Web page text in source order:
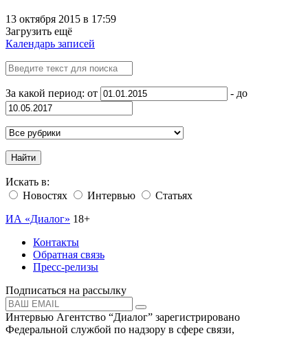
13 октября 2015 в 17:59
Загрузить ещё
Календарь записей
За какой период: от - до
Найти
Искать в:
Новостях
Интервью
Статьях
ИА «Диалог» 18+
Контакты
Обратная связь
Пресс-релизы
Подписаться на рассылку
Интервью Агентство “Диалог” зарегистрировано
Федеральной службой по надзору в сфере связи,